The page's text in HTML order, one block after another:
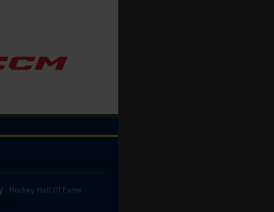
Hockey Hall Of Fame